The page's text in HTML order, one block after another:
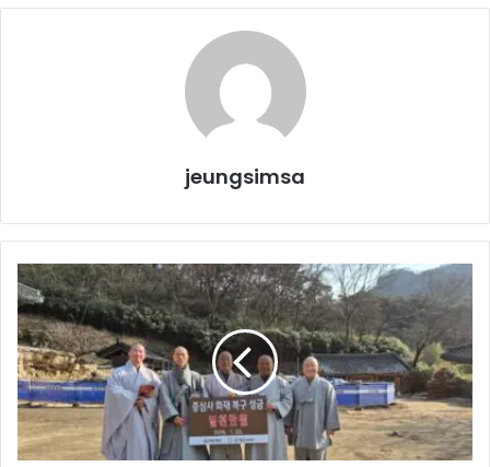
jeungsimsa
광
주
불
교
협
의
회
공
양